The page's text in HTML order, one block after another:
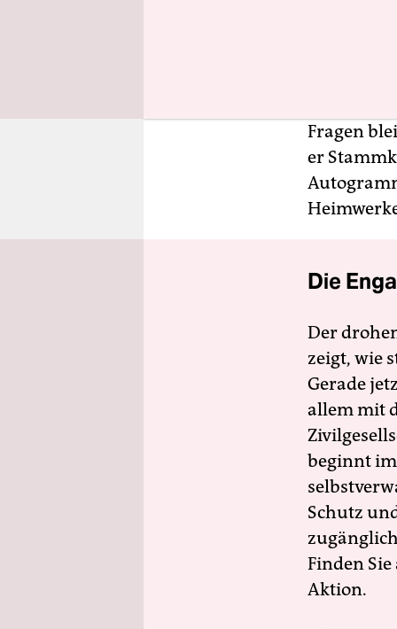
nicht
Fragen
er
Die
Der
zeigt, wie
Gerade
allem mit
beginnt
Schutz
Finden
Aktion.